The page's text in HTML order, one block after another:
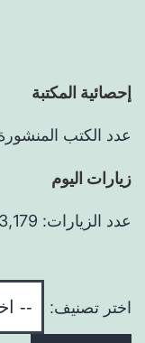
إحصائية المكتبة
عدد الكتب المنشورة: 4266
زيارات اليوم
عدد الزيارات: 3,179
اختر تصنيف: